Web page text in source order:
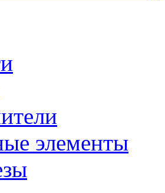
элементы